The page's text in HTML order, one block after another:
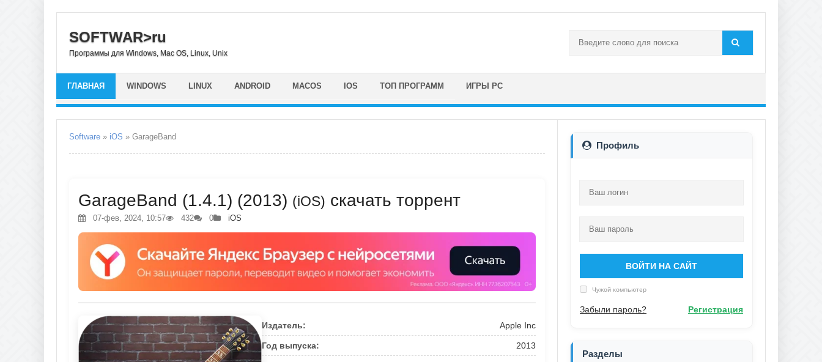
SOFTWAR>ru
Программы для Windows, Mac OS, Linux, Unix
ГЛАВНАЯ WINDOWS LINUX ANDROID MACOS IOS ТОП ПРОГРАММ ИГРЫ PC
Software » iOS » GarageBand
GarageBand (1.4.1) (2013) (iOS) скачать торрент
07-фев, 2024, 10:57 432 0 iOS
Издатель: Apple Inc
Год выпуска: 2013
Профиль
ВОЙТИ НА САЙТ
Чужой компьютер
Забыли пароль? Регистрация
Разделы